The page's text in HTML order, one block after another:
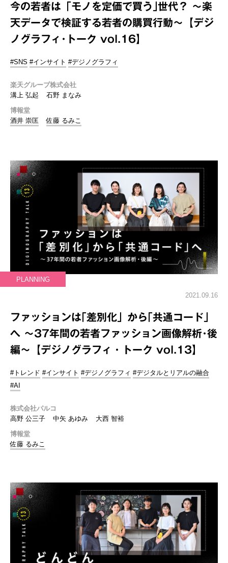
今の若者は「モノを定価で買う｣世代？ ～楽
天データで検証する若者の購買行動～【デジ
ノグラフィ･トーク vol.16】
#SNS #インサイト #デジノグラフィ
楽天グループ株式会社
溝上 弘起
石野 まなみ
博報堂
酒井 崇匡
佐藤 るみこ
PLANNING
2021.09.16
ファッションは｢差別化」から｢共通コード」
へ ～37年間の若者ファッション画像解析･後
編～【デジノグラフィ・トーク vol.13】
#トレンド #インサイト #デジノグラフィ #デジタルとリアルの融合
#AI
株式会社パルコ
高野 公三子
中矢 あゆみ
大西 智裕
博報堂
佐藤 るみこ